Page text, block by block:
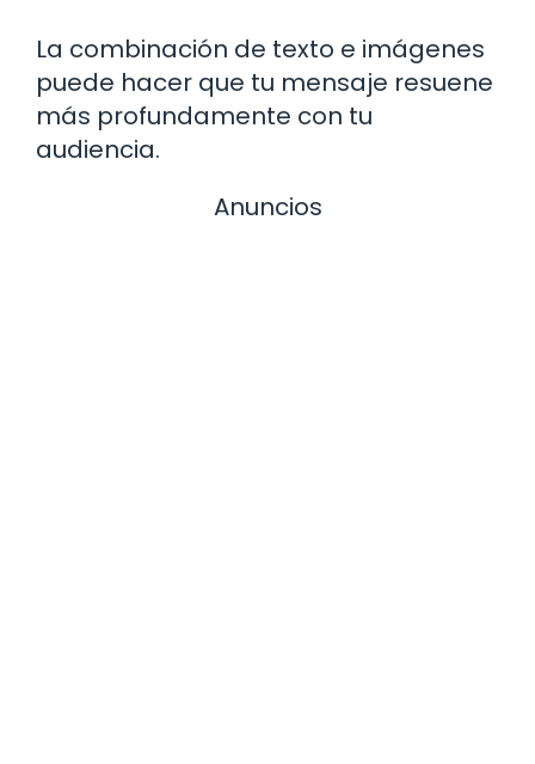
La combinación de texto e imágenes
puede hacer que tu mensaje resuene
más profundamente con tu
audiencia.
Anuncios